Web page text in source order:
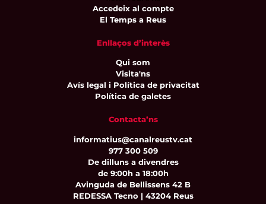
Accedeix al compte
El Temps a Reus
Enllaços d’interès
Qui som
Visita'ns
Avís legal i Política de privacitat
Política de galetes
Contacta’ns
informatius@canalreustv.cat
977 300 509
De dilluns a divendres
de 9:00h a 18:00h
Avinguda de Bellissens 42 B
REDESSA Tecno | 43204 Reus